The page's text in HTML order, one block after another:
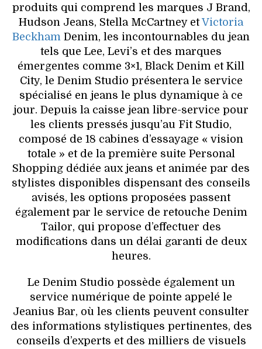
produits qui comprend les marques J Brand,
Hudson Jeans, Stella McCartney etVictoria
Beckham Denim, les incontournables du jean
tels que Lee, Levi’s et des marques
émergentes comme 3×1, Black Denim et Kill
City, le Denim Studio présentera le service
spécialisé en jeans le plus dynamique à ce
jour. Depuis la caisse jean libre-service pour
les clients pressés jusqu’au Fit Studio,
composé de 18 cabines d’essayage « vision
totale » et de la première suite Personal
Shopping dédiée aux jeans et animée par des
stylistes disponibles dispensant des conseils
avisés, les options proposées passent
également par le service de retouche Denim
Tailor, qui propose d’effectuer des
modifications dans un délai garanti de deux
heures.
Le Denim Studio possède également un
service numérique de pointe appelé le
Jeanius Bar, où les clients peuvent consulter
des informations stylistiques pertinentes, des
conseils d’experts et des milliers de visuels